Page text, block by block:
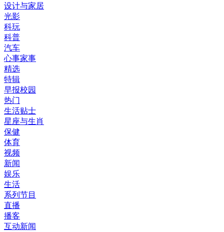
设计与家居
光影
科玩
科普
汽车
心事家事
精选
特辑
早报校园
热门
生活贴士
星座与生肖
保健
体育
视频
新闻
娱乐
生活
系列节目
直播
播客
互动新闻